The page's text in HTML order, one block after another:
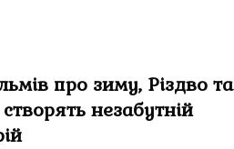
про зиму, Різдво та
незабутній